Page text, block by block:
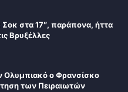
στα 17″, παράπονα, ήττα
Βρυξέλλες
Ολυμπιακό ο Φρανσίσκο
των Πειραιωτών